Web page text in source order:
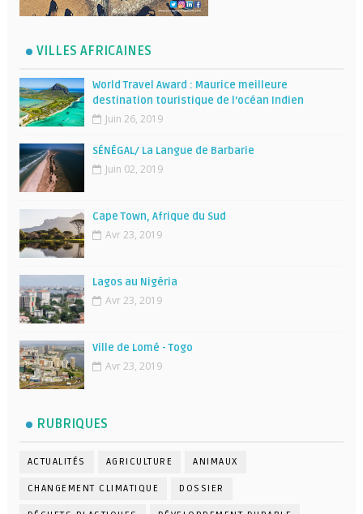
VILLES AFRICAINES
World Travel Award : Maurice meilleure
destination touristique de l’océan Indien
Juin 26, 2019
SÉNÉGAL/ La Langue de Barbarie
Juin 02, 2019
Cape Town, Afrique du Sud
Avr 23, 2019
Lagos au Nigéria
Avr 23, 2019
Ville de Lomé - Togo
Avr 23, 2019
RUBRIQUES
ACTUALITÉS AGRICULTURE ANIMAUX
CHANGEMENT CLIMATIQUE DOSSIER